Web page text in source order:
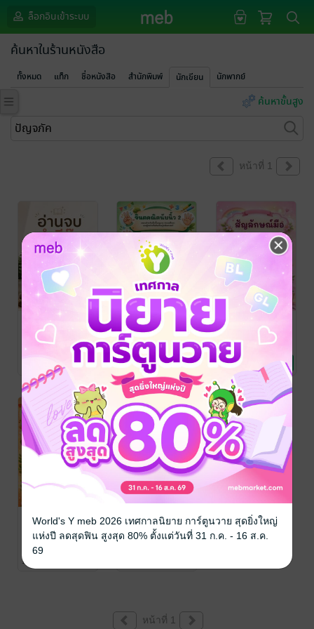
ล็อกอินเข้าระบบ
ค้นหาในร้านหนังสือ
ทั้งหมด แท็ก ชื่อหนังสือ สำนักพิมพ์ นักเขียน นักพากย์
ค้นหาขั้นสูง
หน้าที่ 1
อ่านจบ ทำอีบุ๊ก
ขายได้เลย
ปัญจภัค/ พรห้า
ประการ
อาชีพและชี้ช่องทำ
จินตคณิตนับนิ้ว
2
ปัญจภัค/ พรห้า
ประการ
การศึกษา/ตำรา
เรียน
1 Rating
สัญลักษณ์มือ
นับจำนวน 0-99
ปัญจภัค
/ พรห้า
ประการ
การศึกษา/ตำรา
No Rating
ปัญจภัค / พรห้า
ประการ
การศึกษา/ตำรา
เรียน
1 Rating
หนังสือสัก
เล่ม..เริ่มต้นยัง
ปัญจภัค / พรห้า
กิน
หน้าที่ 1
World's Y meb 2026 เทศกาลนิยาย การ์ตูนวาย สุดยิ่งใหญ่
แห่งปี ลดสุดฟิน สูงสุด 80% ตั้งแต่วันที่ 31 ก.ค. - 16 ส.ค.
69